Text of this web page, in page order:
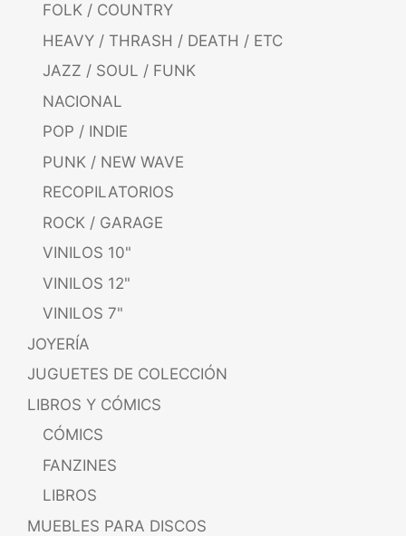
FOLK / COUNTRY
HEAVY / THRASH / DEATH / ETC
JAZZ / SOUL / FUNK
NACIONAL
POP / INDIE
PUNK / NEW WAVE
RECOPILATORIOS
ROCK / GARAGE
VINILOS 10"
VINILOS 12"
VINILOS 7"
JOYERÍA
JUGUETES DE COLECCIÓN
LIBROS Y CÓMICS
CÓMICS
FANZINES
LIBROS
MUEBLES PARA DISCOS